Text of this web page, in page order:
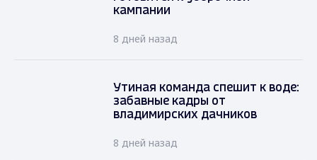
кампании
8 дней назад
Утиная команда спешит к воде:
забавные кадры от
владимирских дачников
8 дней назад